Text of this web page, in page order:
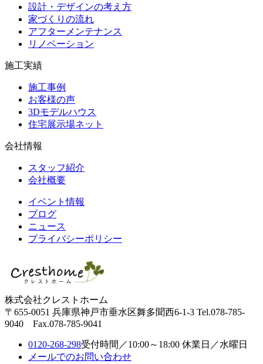
設計・デザインの考え方
家づくりの流れ
アフターメンテナンス
リノベーション
施工実績
施工事例
お客様の声
3Dモデルハウス
住宅展示場ネット
会社情報
スタッフ紹介
会社概要
イベント情報
ブログ
ニュース
プライバシーポリシー
株式会社クレストホーム
〒655-0051 兵庫県神戸市垂水区舞多聞西6-1-3 Tel.078-785-
9040 Fax.078-785-9041
0120-268-298受付時間／10:00～18:00 休業日／水曜日
メールでのお問い合わせ